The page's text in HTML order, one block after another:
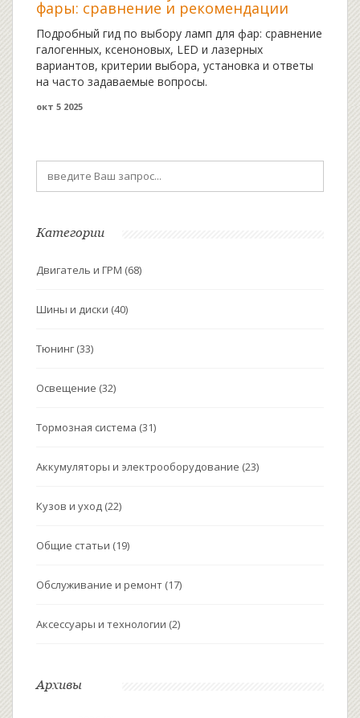
фары: сравнение и рекомендации
Подробный гид по выбору ламп для фар: сравнение
галогенных, ксеноновых, LED и лазерных
вариантов, критерии выбора, установка и ответы
на часто задаваемые вопросы.
окт 5 2025
Категории
Двигатель и ГРМ (68)
Шины и диски (40)
Тюнинг (33)
Освещение (32)
Тормозная система (31)
Аккумуляторы и электрооборудование (23)
Кузов и уход (22)
Общие статьи (19)
Обслуживание и ремонт (17)
Аксессуары и технологии (2)
Архивы